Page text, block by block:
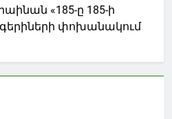
«185-ը 185-ի
փոխանակում